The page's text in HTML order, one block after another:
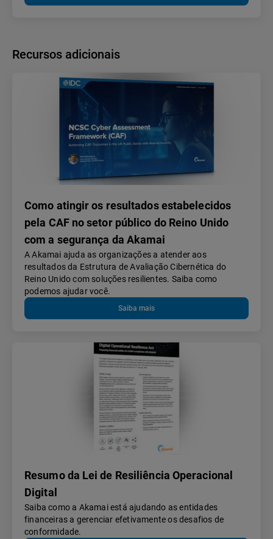
Recursos adicionais
Como atingir os resultados estabelecidos
pela CAF no setor público do Reino Unido
com a segurança da Akamai
A Akamai ajuda as organizações a atender aos
resultados da Estrutura de Avaliação Cibernética do
Reino Unido com soluções resilientes. Saiba como
podemos ajudar você.
Saiba mais
Resumo da Lei de Resiliência Operacional
Digital
Saiba como a Akamai está ajudando as entidades
financeiras a gerenciar efetivamente os desafios de
conformidade.